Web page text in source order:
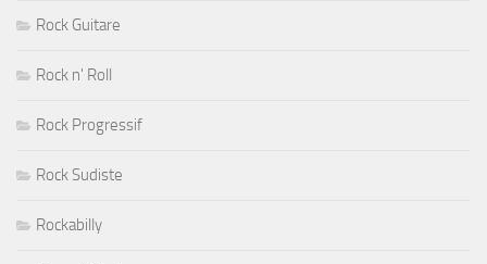
Rock Guitare
Rock n' Roll
Rock Progressif
Rock Sudiste
Rockabilly